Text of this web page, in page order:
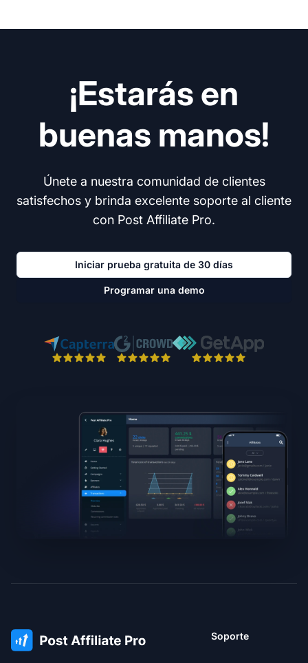
¡Estarás en
buenas manos!
Únete a nuestra comunidad de clientes
satisfechos y brinda excelente soporte al cliente
con Post Affiliate Pro.
Iniciar prueba gratuita de 30 días
Programar una demo
Soporte